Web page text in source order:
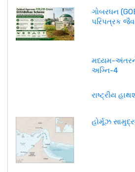
ગોબરધન
પરિપત્રક
મધ્યમ-
અગ્નિ-4
રાષ્ટ્રીય
હોર્મૂઝ